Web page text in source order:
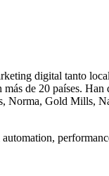
digital tanto
de 20 países.
Gold Mills,